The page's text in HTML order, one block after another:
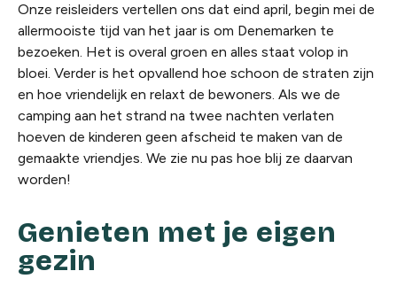
Onze reisleiders vertellen ons dat eind april, begin mei de
allermooiste tijd van het jaar is om Denemarken te
bezoeken. Het is overal groen en alles staat volop in
bloei. Verder is het opvallend hoe schoon de straten zijn
en hoe vriendelijk en relaxt de bewoners. Als we de
camping aan het strand na twee nachten verlaten
hoeven de kinderen geen afscheid te maken van de
gemaakte vriendjes. We zie nu pas hoe blij ze daarvan
worden!
Genieten met je eigen
gezin